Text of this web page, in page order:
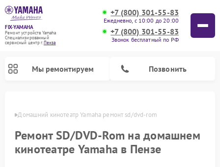
FIX-YAMAHA
Ремонт устройств Yamaha
Специализированный
cервисный центр г.Пенза
+7 (800) 301-55-83
Ежедневно, с 10:00 до 20:00
+7 (800) 301-55-83
Звонок бесплатный по РФ
Мы ремонтируем Позвонить
Домашний кинотеатр Yamaha ремонт sd/dvd-rom
Ремонт SD/DVD-Rom на домашнем
кинотеатре Yamaha в Пензе